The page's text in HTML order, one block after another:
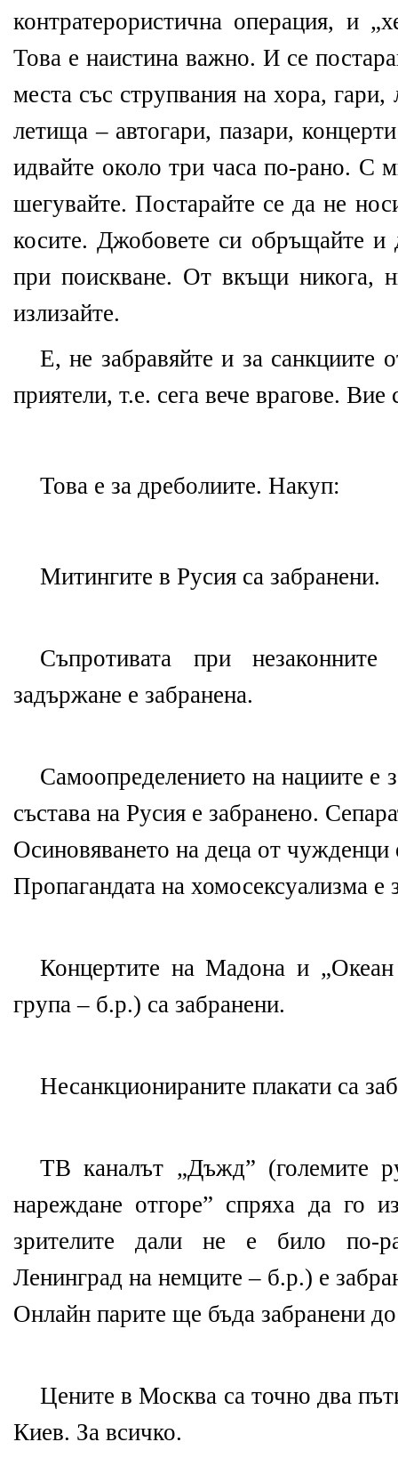
контратерористична операция, и
Това е наистина важно. И се
места със струпвания на хора,
летища – автогари, пазари,
идвайте около три часа по-рано. С
шегувайте. Постарайте се да не
косите. Джобовете си обръщайте и
при поискване. От вкъщи никога,
излизайте.
Е, не забравяйте и за санкциите
приятели, т.е. сега вече врагове. Вие
Това е за дреболиите. Накуп:
Митингите в Русия са забранени.
Съпротивата при
задържане е забранена.
Самоопределението на нациите е
състава на Русия е забранено.
Осиновяването на деца от чужденци
Пропагандата на хомосексуализма е
Концертите на Мадона и
група – б.р.) са забранени.
Несанкционираните плакати са
ТВ каналът „Дъжд” (големите
нареждане отгоре” спряха да го
зрителите дали не е било по-
Ленинград на немците – б.р.) е
Онлайн парите ще бъда забранени
Цените в Москва са точно два
Киев. За всичко.